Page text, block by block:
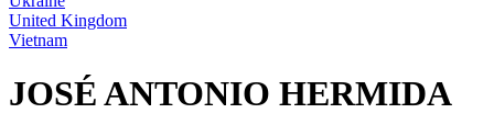
United Kingdom
Vietnam
JOSÉ ANTONIO HERMIDA